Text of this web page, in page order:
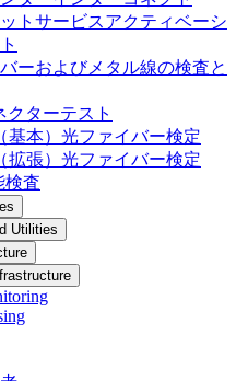
トサービスアクティベーシ
ーおよびメタル線の検査と
クターテスト
基本）光ファイバー検定
拡張）光ファイバー検定
検査
Utilities